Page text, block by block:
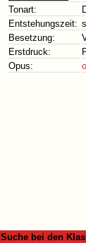
Tonart:
Entstehungszeit:
Besetzung:
Erstdruck:
Opus:
Suche bei den